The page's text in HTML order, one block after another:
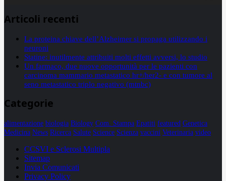
Articoli recenti
La proteina chiave dell’Alzheimer si propaga utilizzando i
neuroni
Statine: inutilmente attribuiti molti effetti avversi, lo studio
Un farmaco, due nuove opportunità per le pazienti con
carcinoma mammario metastatico hr+/her2- e con tumore al
seno metastatico triplo negativo (mtnbc)
Categorie
alimentazione biologia Biology Com. Stampa Epatiti featured Genetica
Medicina News Ricerca Salute Science Scienza vaccini Veterinaria video
CCSVI e Sclerosi Multipla
Sitemap
Invia Comunicati
Privacy Policy